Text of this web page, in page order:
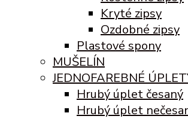
Kryté zipsy
Ozdobné zipsy
Plastové spony
MUŠELÍN
JEDNOFAREBNÉ
Hrubý úplet česaný
Hrubý úplet